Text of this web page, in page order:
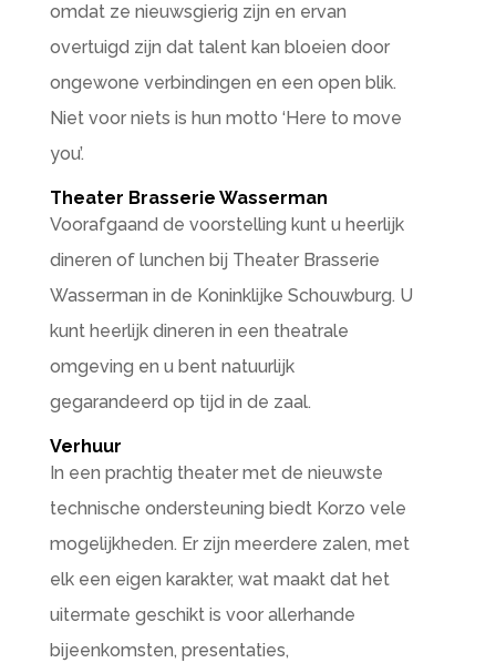
omdat ze nieuwsgierig zijn en ervan
overtuigd zijn dat talent kan bloeien door
ongewone verbindingen en een open blik.
Niet voor niets is hun motto ‘Here to move
you’.
Theater Brasserie Wasserman
Voorafgaand de voorstelling kunt u heerlijk
dineren of lunchen bij Theater Brasserie
Wasserman in de Koninklijke Schouwburg. U
kunt heerlijk dineren in een theatrale
omgeving en u bent natuurlijk
gegarandeerd op tijd in de zaal.
Verhuur
In een prachtig theater met de nieuwste
technische ondersteuning biedt Korzo vele
mogelijkheden. Er zijn meerdere zalen, met
elk een eigen karakter, wat maakt dat het
uitermate geschikt is voor allerhande
bijeenkomsten, presentaties,